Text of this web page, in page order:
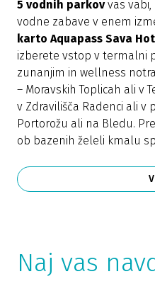
5 vodnih parkovvas
vodne zabave v enem
karto Aquapass Sava
izberete vstop v termalni
zunanjim in wellness
– Moravskih Toplicah ali v
v Zdravilišča Radenci ali v
Portorožu ali na Bledu.
ob bazenih želeli kmalu
Naj vas